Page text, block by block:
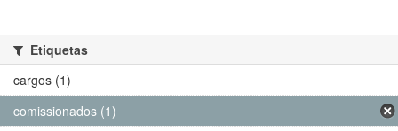
Etiquetas
cargos (1)
comissionados (1)